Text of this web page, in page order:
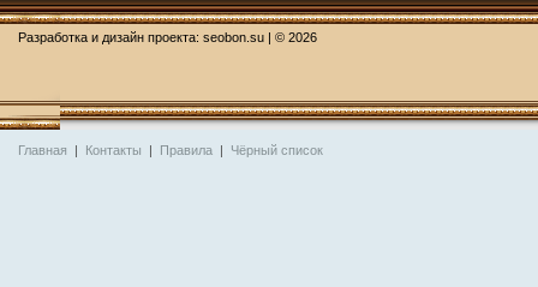
Разработка и дизайн проекта: seobon.su | © 2026
Главная | Контакты | Правила | Чёрный список